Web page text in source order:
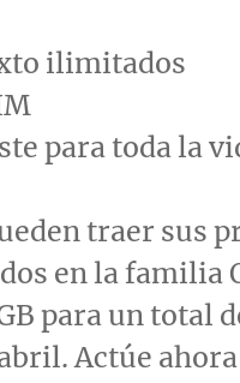
ilimitados
para toda la
traer sus
en la familia
para un total
Actúe